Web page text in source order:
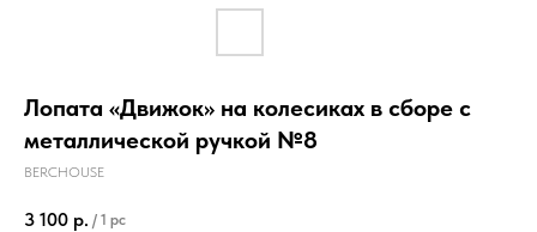
Лопата «Движок» на колесиках в сборе с
металлической ручкой №8
BERCHOUSE
3 100 р. / 1 pc